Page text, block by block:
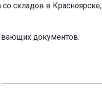
складов в Красноярске,
документов.